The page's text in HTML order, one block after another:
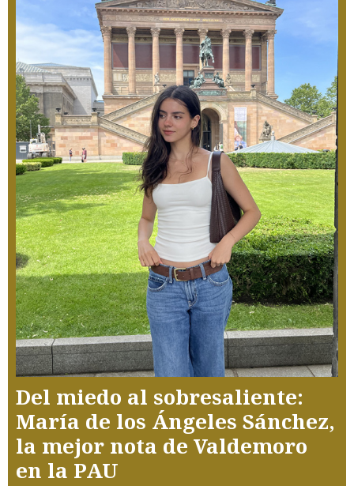
Del miedo al sobresaliente:
María de los Ángeles Sánchez,
la mejor nota de Valdemoro
en la PAU